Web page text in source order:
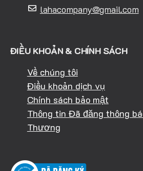
lahacompany@gmail.com
ĐIỀU KHOẢN & CHÍNH SÁCH
Về chúng tôi
Điều khoản dịch vụ
Chính sách bảo mật
Thông tin Đã đăng thông
Thương